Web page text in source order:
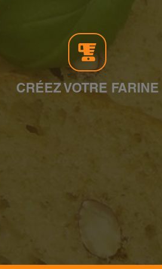
CRÉEZ VOTRE FARINE